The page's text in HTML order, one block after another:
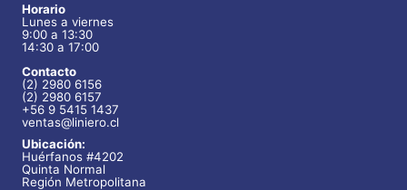
Horario
Lunes a viernes
9:00 a 13:30
14:30 a 17:00
Contacto
(2) 2980 6156
(2) 2980 6157
+56 9 5415 1437
ventas@liniero.cl
Ubicación:
Huérfanos #4202
Quinta Normal
Región Metropolitana